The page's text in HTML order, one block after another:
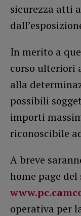
sicurezza atti
In merito a
corso ulteriori
alla
possibili
importi
riconoscibile
A breve
home page
operativa per